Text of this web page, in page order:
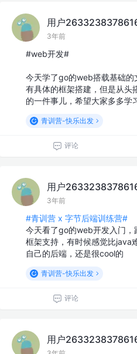
用户
3年前
#web开发#
今天学了go的web搭载基础
有具体的框架搭建，但是从头
的一件事儿，希望大家多多学
青训营-快乐出发
评论
用户
3年前
#青训营 x 字节后端训练营#
今天看了go的web开发入门
框架支持，有时候感觉比java
自己的后端，还是很cool的
青训营-快乐出发
评论
用户